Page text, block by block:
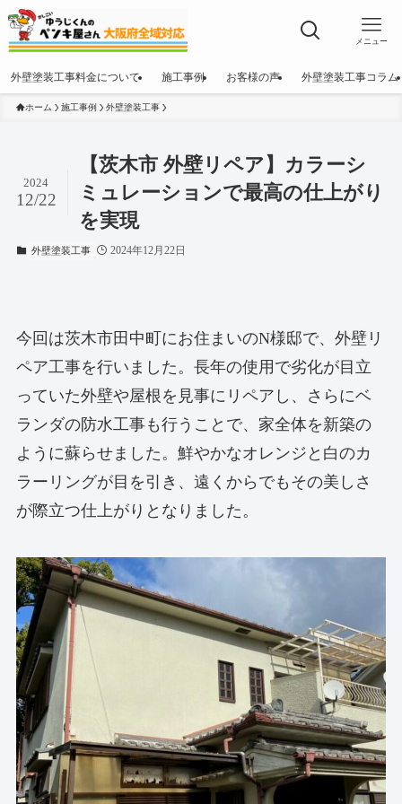
メニュー
外壁塗装工事料金について 施工事例 お客様の声 外壁塗装工事コラム
ホーム 施工事例 外壁塗装工事
【茨木市 外壁リペア】カラーシ
ミュレーションで最高の仕上がり
を実現
2024
12/22
外壁塗装工事 2024年12月22日
今回は茨木市田中町にお住まいのN様邸で、外壁リ
ペア工事を行いました。長年の使用で劣化が目立
っていた外壁や屋根を見事にリペアし、さらにベ
ランダの防水工事も行うことで、家全体を新築の
ように蘇らせました。鮮やかなオレンジと白のカ
ラーリングが目を引き、遠くからでもその美しさ
が際立つ仕上がりとなりました。